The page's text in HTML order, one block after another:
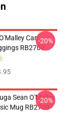
Can
RB2709
-20%
Sean O'Malley
Mug RB2709
-20%